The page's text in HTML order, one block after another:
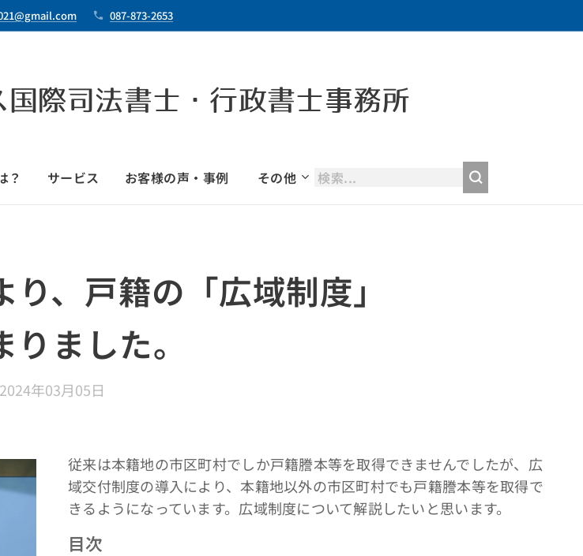
087-873-2653
際司法書士・行政書士事務所
？ サービス お客様の声・事例 その他
、戸籍の「広域制度」
りました。
2024年03月05日
従来は本籍地の市区町村でしか戸籍謄本等を取得できませんでしたが、広
域交付制度の導入により、本籍地以外の市区町村でも戸籍謄本等を取得で
きるようになっています。広域制度について解説したいと思います。
目次